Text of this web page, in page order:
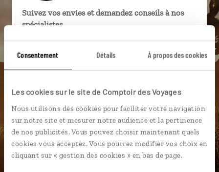
Consentement Détails À propos des cookies
Les cookies sur le site de Comptoir des Voyages
Nous utilisons des cookies pour faciliter votre navigation
sur notre site et mesurer notre audience et la pertinence
de nos publicités. Vous pouvez choisir maintenant quels
cookies vous acceptez. Vous pourrez modifier vos choix en
cliquant sur « gestion des cookies » en bas de page.
Suivez vos envies et demandez conseils à nos
spécialistes
près de vos envies et de la réalité du pays.
Échangez en face à face ou depuis nos studios
téléphone.
Vous gardez le même interlocuteur avant,
pendant et après votre voyage.